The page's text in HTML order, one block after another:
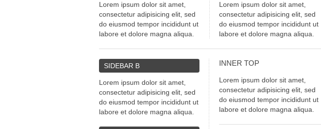
Lorem ipsum dolor sit amet,
consectetur adipisicing elit, sed
do eiusmod tempor incididunt ut
labore et dolore magna aliqua.
Lorem ipsum dolor sit amet,
consectetur adipisicing elit, sed
do eiusmod tempor incididunt ut
labore et dolore magna aliqua.
INNER TOP
Lorem ipsum dolor sit amet,
consectetur adipisicing elit, sed
do eiusmod tempor incididunt ut
labore et dolore magna aliqua.
SIDEBAR B
Lorem ipsum dolor sit amet,
consectetur adipisicing elit, sed
do eiusmod tempor incididunt ut
labore et dolore magna aliqua.